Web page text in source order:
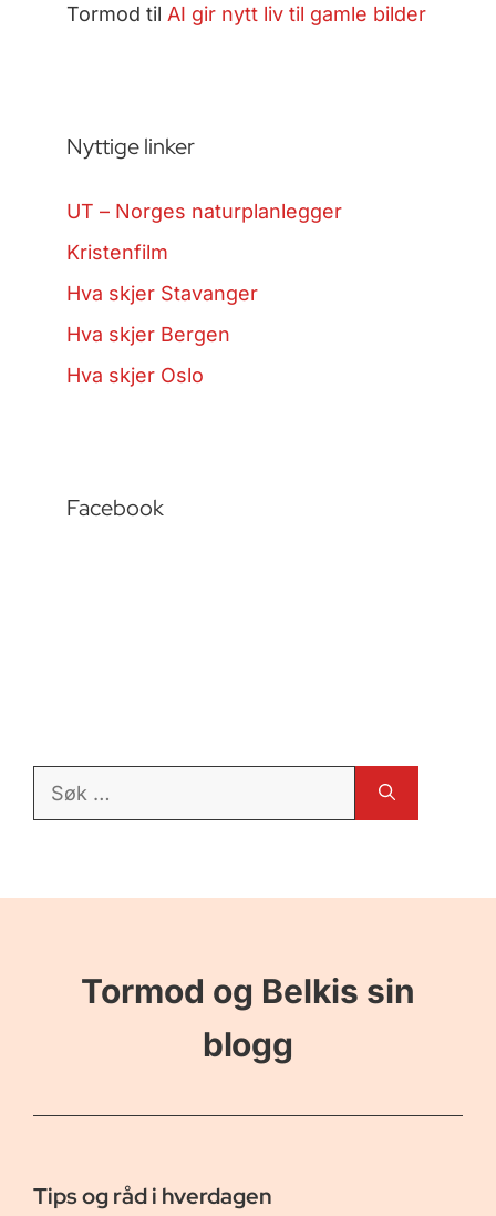
Tormod til AI gir nytt liv til gamle bilder
Nyttige linker
UT – Norges naturplanlegger
Kristenfilm
Hva skjer Stavanger
Hva skjer Bergen
Hva skjer Oslo
Facebook
Søk
Tormod og Belkis sin
blogg
Tips og råd i hverdagen